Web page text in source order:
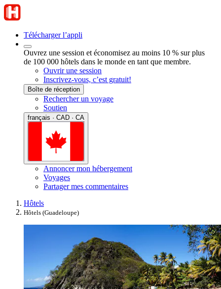
Télécharger l’appli
Ouvrez une session et économisez au moins 10 % sur plus
de 100 000 hôtels dans le monde en tant que membre.
Ouvrir une session
Inscrivez-vous, c’est gratuit!
Boîte de réception
Rechercher un voyage
Soutien
français · CAD · CA
Annoncer mon hébergement
Voyages
Partager mes commentaires
Hôtels
Hôtels (Guadeloupe)